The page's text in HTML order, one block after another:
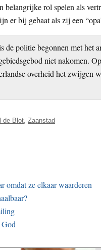
belangrijke rol spelen als
er bij gebaat als zij een
politie begonnen met het
niet nakomen.
overheid het zwijgen
de Blot Zaanstad
omdat ze elkaar waarderen